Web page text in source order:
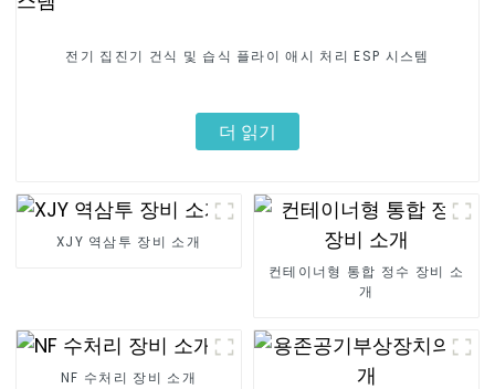
전기 집진기 건식 및 습식 플라이 애시 처리 ESP 시스템
더 읽기
XJY 역삼투 장비 소개
컨테이너형 통합 정수 장비 소
개
NF 수처리 장비 소개